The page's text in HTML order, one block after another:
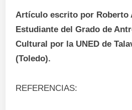
Artículo escrito por Roberto
Estudiante del Grado de
Cultural por la UNED de
(Toledo).
REFERENCIAS: